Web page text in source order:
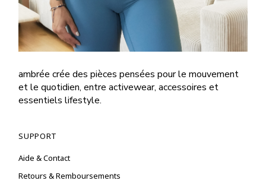
ambrée crée des pièces pensées pour le mouvement
et le quotidien, entre activewear, accessoires et
essentiels lifestyle.
SUPPORT
Aide & Contact
Retours & Remboursements